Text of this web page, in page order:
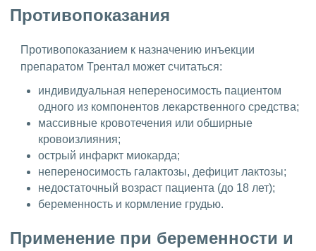
Противопоказания
Противопоказанием к назначению инъекции
препаратом Трентал может считаться:
индивидуальная непереносимость пациентом
одного из компонентов лекарственного средства;
массивные кровотечения или обширные
кровоизлияния;
острый инфаркт миокарда;
непереносимость галактозы, дефицит лактозы;
недостаточный возраст пациента (до 18 лет);
беременность и кормление грудью.
Применение при беременности и